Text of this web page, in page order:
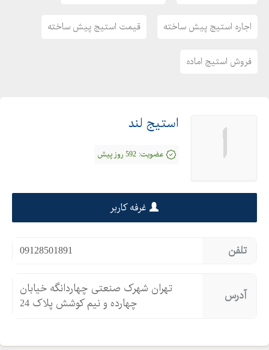
اجاره استیج پیش ساخته قیمت استیج پیش ساخته
فروش استیج اماده
ا استیج لند
عضویت: 592 روز پیش
غرفه کاربر
تلفن 09128501891
آدرس
تهران شهرک صنعتی چهاردانگه خیابان
چهارده و نیم کوشش پلاک 24